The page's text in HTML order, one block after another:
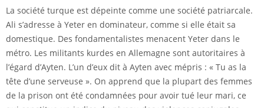
La société turque est dépeinte comme une société patriarcale.
Ali s’adresse à Yeter en dominateur, comme si elle était sa
domestique. Des fondamentalistes menacent Yeter dans le
métro. Les militants kurdes en Allemagne sont autoritaires à
l’égard d’Ayten. L’un d’eux dit à Ayten avec mépris : « Tu as la
tête d’une serveuse ». On apprend que la plupart des femmes
de la prison ont été condamnées pour avoir tué leur mari, ce